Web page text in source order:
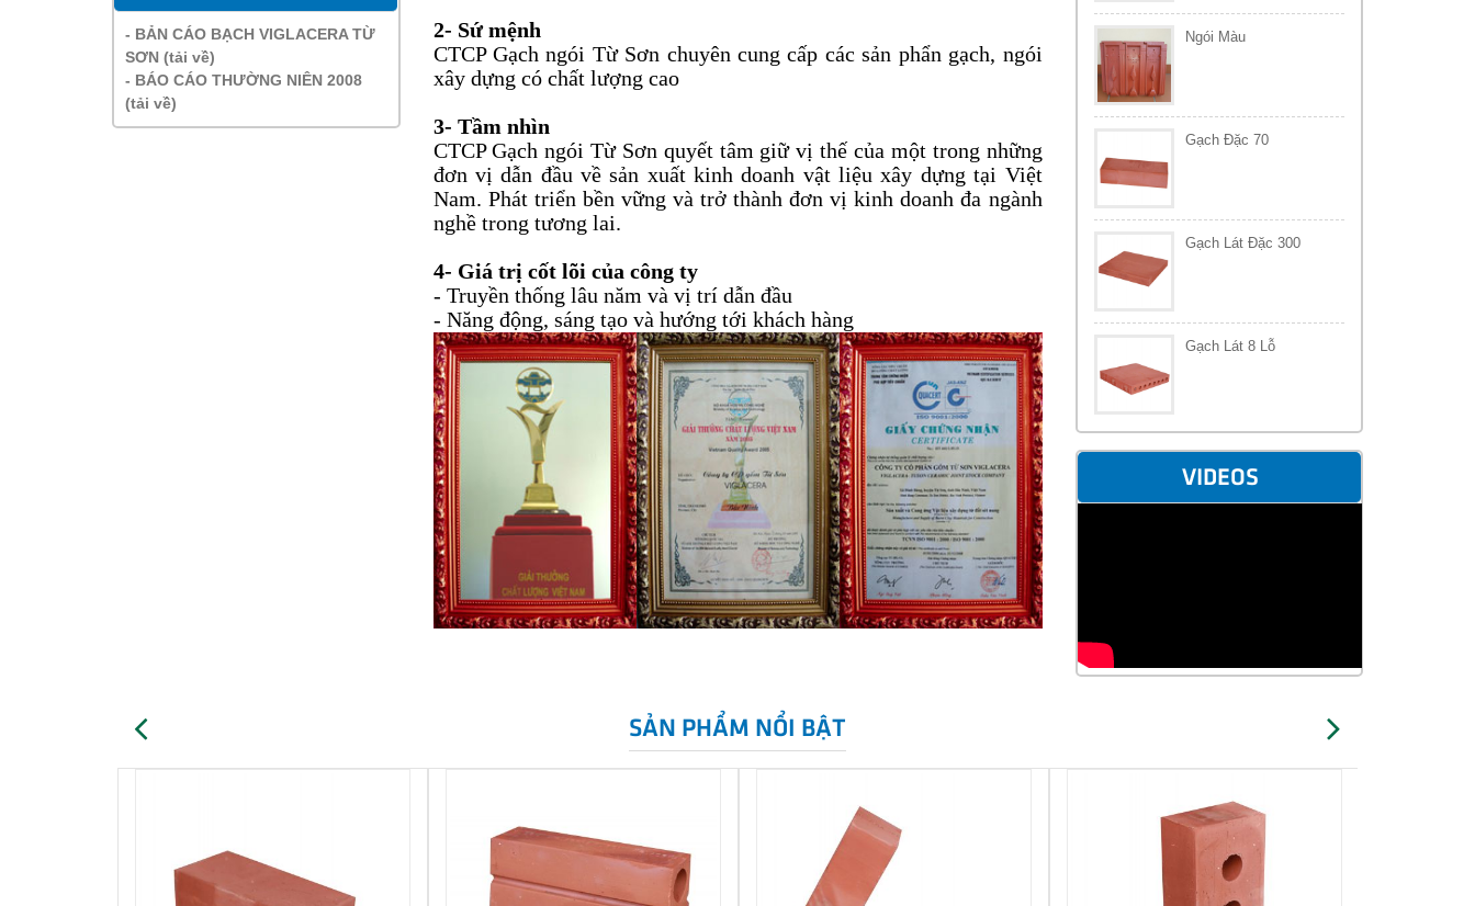
- BẢN CÁO BẠCH VIGLACERA TỪ
SƠN (tải về)
- BÁO CÁO THƯỜNG NIÊN 2008
(tải về)
2- Sứ mệnh
CTCP Gạch ngói Từ Sơn chuyên cung cấp các sản phẩn gạch, ngói
xây dựng có chất lượng cao
3- Tầm nhìn
CTCP Gạch ngói Từ Sơn quyết tâm giữ vị thế của một trong những
đơn vị dẫn đầu về sản xuất kinh doanh vật liệu xây dựng tại Việt
Nam. Phát triển bền vững và trở thành đơn vị kinh doanh đa ngành
nghề trong tương lai.
4- Giá trị cốt lõi của công ty
- Truyền thống lâu năm và vị trí dẫn đầu
- Năng động, sáng tạo và hướng tới khách hàng
Ngói Màu
Gạch Đặc 70
Gạch Lát Đặc 300
Gạch Lát 8 Lỗ
VIDEOS
SẢN PHẨM NỔI BẬT